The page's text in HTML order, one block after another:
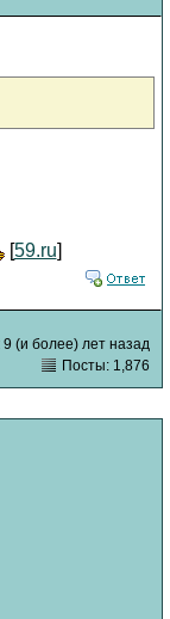
[59.ru]
9 (и более) лет назад
Посты: 1,876